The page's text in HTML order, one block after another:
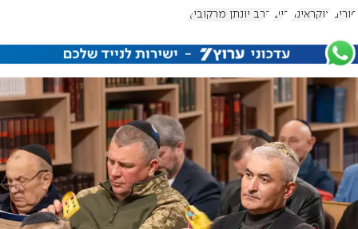
פורים אוקראינה קייב הרב יונתן מרקוביץ'